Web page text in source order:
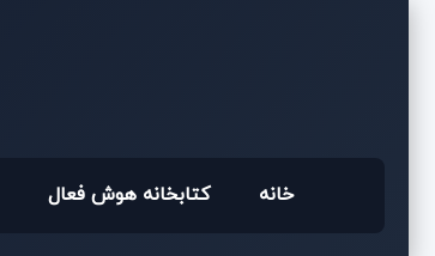
خانه کتابخانه هوش فعال